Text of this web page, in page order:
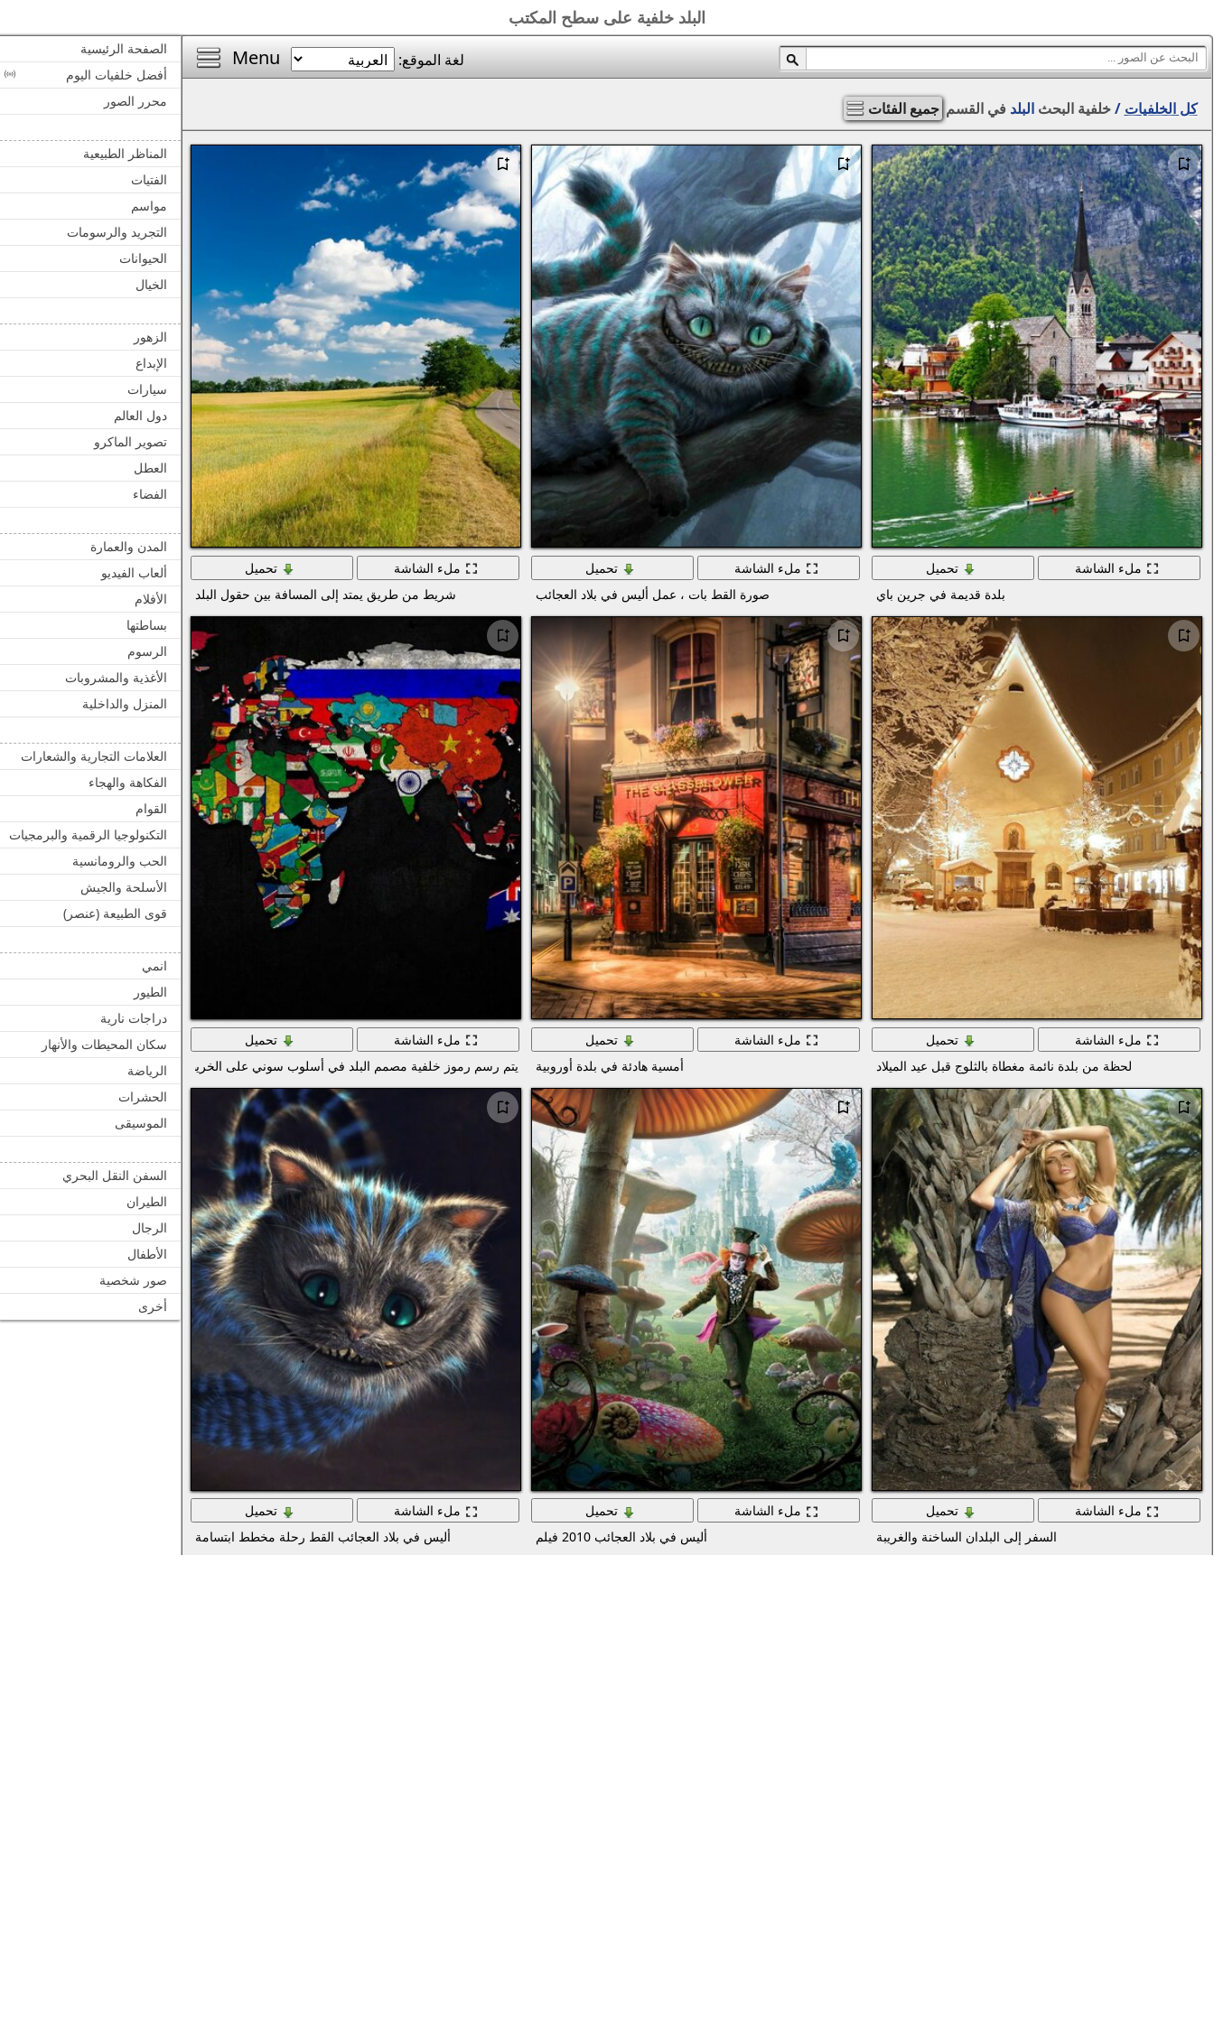
البلد خلفية على سطح المكتب
الصفحة الرئيسية
أفضل خلفيات اليوم
محرر الصور
المناظر الطبيعية
الفتيات
مواسم
التجريد والرسومات
الحيوانات
الخيال
الزهور
الإبداع
سيارات
دول العالم
تصوير الماكرو
العطل
الفضاء
المدن والعمارة
ألعاب الفيديو
الأفلام
بساطتها
الرسوم
الأغذية والمشروبات
المنزل والداخلية
العلامات التجارية والشعارات
الفكاهة والهجاء
القوام
التكنولوجيا الرقمية والبرمجيات
الحب والرومانسية
الأسلحة والجيش
قوى الطبيعة (عنصر)
انمي
الطيور
دراجات نارية
سكان المحيطات والأنهار
الرياضة
الحشرات
الموسيقى
السفن النقل البحري
الطيران
الرجال
الأطفال
صور شخصية
أخرى
Menu لغة الموقع:
كل الخلفيات /خلفية البحثالبلد في القسم جميع الفئات
ملء الشاشة
تحميل
شريط من طريق يمتد إلى المسافة بين حقول البلد
ملء الشاشة
تحميل
صورة القط بات ، عمل أليس في بلاد العجائب
ملء الشاشة
تحميل
بلدة قديمة في جرين باي
ملء الشاشة
تحميل
يتم رسم رموز خلفية مصمم البلد في أسلوب سوني على الخريطة بألوان زاهية
ملء الشاشة
تحميل
أمسية هادئة في بلدة أوروبية
ملء الشاشة
تحميل
لحظة من بلدة نائمة مغطاة بالثلوج قبل عيد الميلاد
ملء الشاشة
تحميل
أليس في بلاد العجائب القط رحلة مخطط ابتسامة
ملء الشاشة
تحميل
أليس في بلاد العجائب 2010 فيلم
ملء الشاشة
تحميل
السفر إلى البلدان الساخنة والغريبة